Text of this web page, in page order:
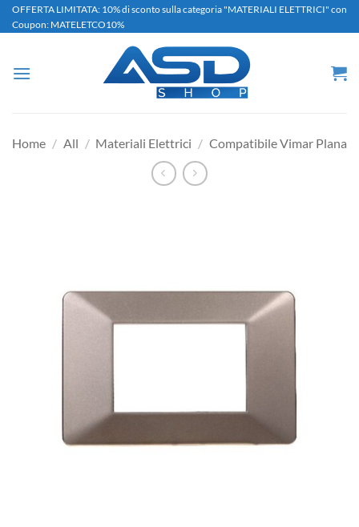
Salta
ai
OFFERTA LIMITATA: 10% di sconto sulla categoria "MATERIALI ELETTRICI" con
Coupon: MATELETCO10%
Home / All / Materiali Elettrici / Compatibile Vimar Plana